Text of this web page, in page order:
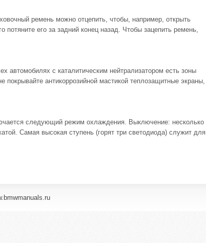
ремень можно отцепить, чтобы, например, открыть
потяните его за задний конец назад. Чтобы зацепить ремень,
автомобилях с каталитическим нейтрализатором есть зоны
покрывайте антикоррозийной мастикой теплозащитные экраны,
следующий режим охлаждения. Выключение: несколько
Самая высокая ступень (горят три светодиода) служит для